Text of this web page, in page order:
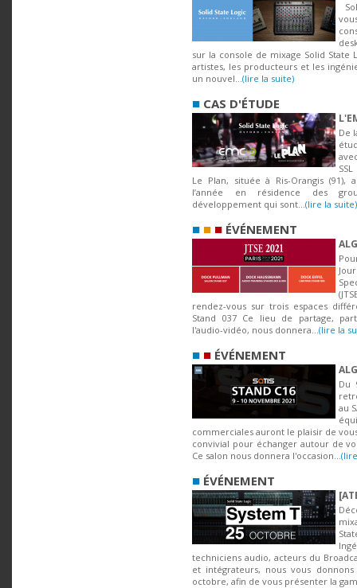
sur la console de mixage Solid State
artistes, les producteurs et les
un nouvel...(lire la suite)
■ CAS D'ÉTUDE
De
Le Plan, située à Ris-Orangis
l’année en résidence des
développement qui sont...(lire la suite)
■ ■ ■ ÉVÉNEMENT
rendez-vous sur trois espaces
Stand 037 Ce lieu de partage,
l'audio-vidéo, nous donnera...(lire la
■ ■ ÉVÉNEMENT
Du
au
commerciales auront le plaisir de
convivial pour échanger autour de
Ce salon nous donnera l'occasion...
■ ÉVÉNEMENT
techniciens audio, acteurs du
et intégrateurs, nous vous
octobre, afin de vous présenter la